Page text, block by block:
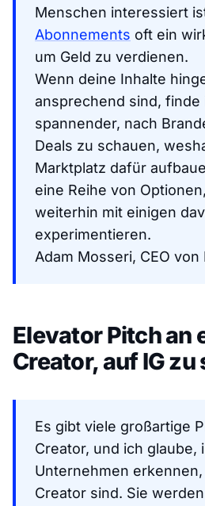
Menschen interessiert
Abonnements oft ein
um Geld zu verdienen.
Wenn deine Inhalte
ansprechend sind, finde
spannender, nach
Deals zu schauen,
Marktplatz dafür
eine Reihe von
weiterhin mit einigen
experimentieren.
Adam Mosseri, CEO von
Elevator Pitch an
Creator, auf IG zu
Es gibt viele großartige
Creator, und ich glaube,
Unternehmen
Creator sind. Sie